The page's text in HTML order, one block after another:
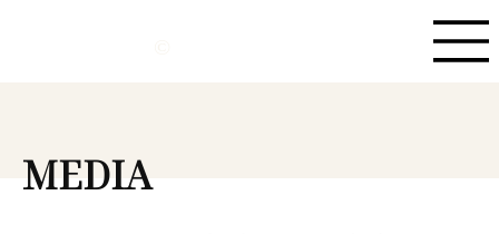
MEDIA